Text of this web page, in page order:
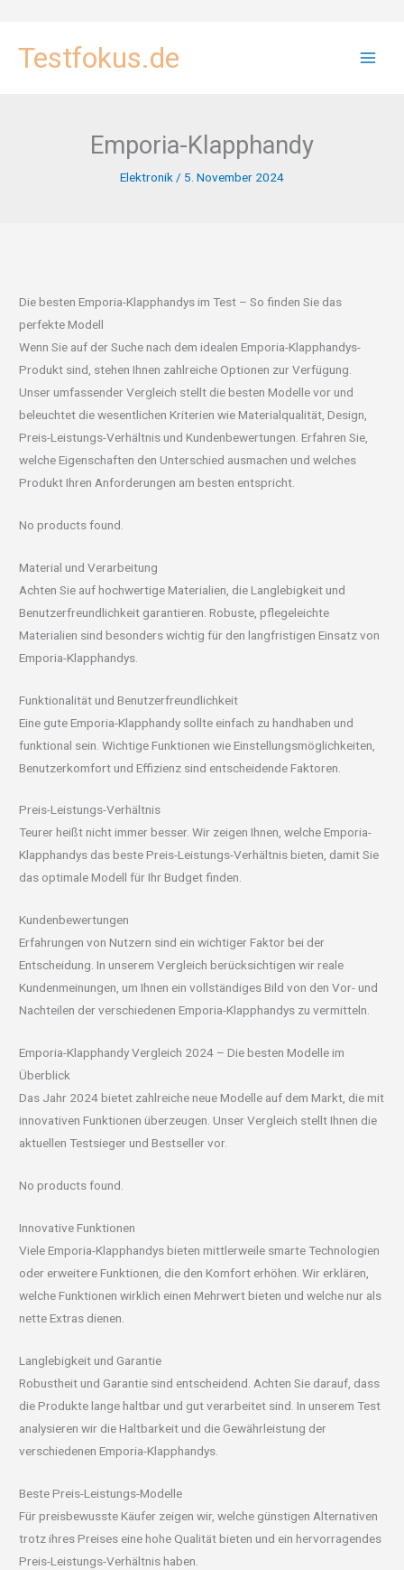
InhaltTestfokus.de
Emporia-Klapphandy
Elektronik / 5. November 2024
Die besten Emporia-Klapphandys im Test – So finden Sie das
perfekte Modell
Wenn Sie auf der Suche nach dem idealen Emporia-Klapphandys-
Produkt sind, stehen Ihnen zahlreiche Optionen zur Verfügung.
Unser umfassender Vergleich stellt die besten Modelle vor und
beleuchtet die wesentlichen Kriterien wie Materialqualität, Design,
Preis-Leistungs-Verhältnis und Kundenbewertungen. Erfahren Sie,
welche Eigenschaften den Unterschied ausmachen und welches
Produkt Ihren Anforderungen am besten entspricht.
No products found.
Material und Verarbeitung
Achten Sie auf hochwertige Materialien, die Langlebigkeit und
Benutzerfreundlichkeit garantieren. Robuste, pflegeleichte
Materialien sind besonders wichtig für den langfristigen Einsatz von
Emporia-Klapphandys.
Funktionalität und Benutzerfreundlichkeit
Eine gute Emporia-Klapphandy sollte einfach zu handhaben und
funktional sein. Wichtige Funktionen wie Einstellungsmöglichkeiten,
Benutzerkomfort und Effizienz sind entscheidende Faktoren.
Preis-Leistungs-Verhältnis
Teurer heißt nicht immer besser. Wir zeigen Ihnen, welche Emporia-
Klapphandys das beste Preis-Leistungs-Verhältnis bieten, damit Sie
das optimale Modell für Ihr Budget finden.
Kundenbewertungen
Erfahrungen von Nutzern sind ein wichtiger Faktor bei der
Entscheidung. In unserem Vergleich berücksichtigen wir reale
Kundenmeinungen, um Ihnen ein vollständiges Bild von den Vor- und
Nachteilen der verschiedenen Emporia-Klapphandys zu vermitteln.
Emporia-Klapphandy Vergleich 2024 – Die besten Modelle im
Überblick
Das Jahr 2024 bietet zahlreiche neue Modelle auf dem Markt, die mit
innovativen Funktionen überzeugen. Unser Vergleich stellt Ihnen die
aktuellen Testsieger und Bestseller vor.
No products found.
Innovative Funktionen
Viele Emporia-Klapphandys bieten mittlerweile smarte Technologien
oder erweitere Funktionen, die den Komfort erhöhen. Wir erklären,
welche Funktionen wirklich einen Mehrwert bieten und welche nur als
nette Extras dienen.
Langlebigkeit und Garantie
Robustheit und Garantie sind entscheidend. Achten Sie darauf, dass
die Produkte lange haltbar und gut verarbeitet sind. In unserem Test
analysieren wir die Haltbarkeit und die Gewährleistung der
verschiedenen Emporia-Klapphandys.
Beste Preis-Leistungs-Modelle
Für preisbewusste Käufer zeigen wir, welche günstigen Alternativen
trotz ihres Preises eine hohe Qualität bieten und ein hervorragendes
Preis-Leistungs-Verhältnis haben.